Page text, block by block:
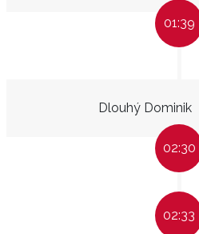
01:39
Dlouhý Dominik
02:30
02:33